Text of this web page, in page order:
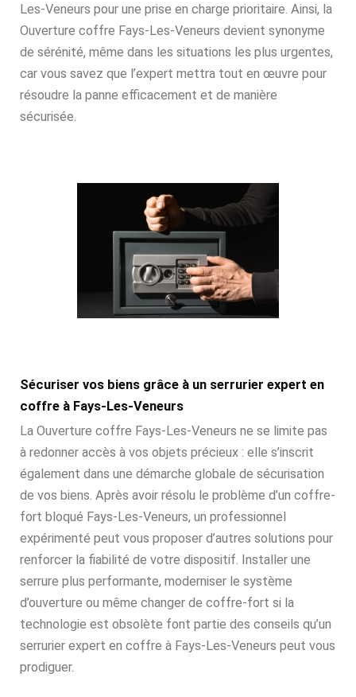
Les-Veneurs pour une prise en charge prioritaire. Ainsi, la
Ouverture coffre Fays-Les-Veneurs devient synonyme
de sérénité, même dans les situations les plus urgentes,
car vous savez que l’expert mettra tout en œuvre pour
résoudre la panne efficacement et de manière
sécurisée.
Sécuriser vos biens grâce à un serrurier expert en
coffre à Fays-Les-Veneurs
La Ouverture coffre Fays-Les-Veneurs ne se limite pas
à redonner accès à vos objets précieux : elle s’inscrit
également dans une démarche globale de sécurisation
de vos biens. Après avoir résolu le problème d’un coffre-
fort bloqué Fays-Les-Veneurs, un professionnel
expérimenté peut vous proposer d’autres solutions pour
renforcer la fiabilité de votre dispositif. Installer une
serrure plus performante, moderniser le système
d’ouverture ou même changer de coffre-fort si la
technologie est obsolète font partie des conseils qu’un
serrurier expert en coffre à Fays-Les-Veneurs peut vous
prodiguer.